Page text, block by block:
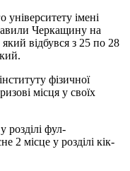
університету імені
Черкащину на
відбувся з 25 по 28
фізичної
місця у своїх
розділі фул-
2 місце у розділі кік-